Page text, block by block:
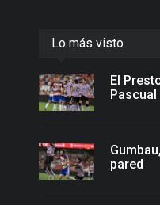
Lo más visto
El
Pascual
pared